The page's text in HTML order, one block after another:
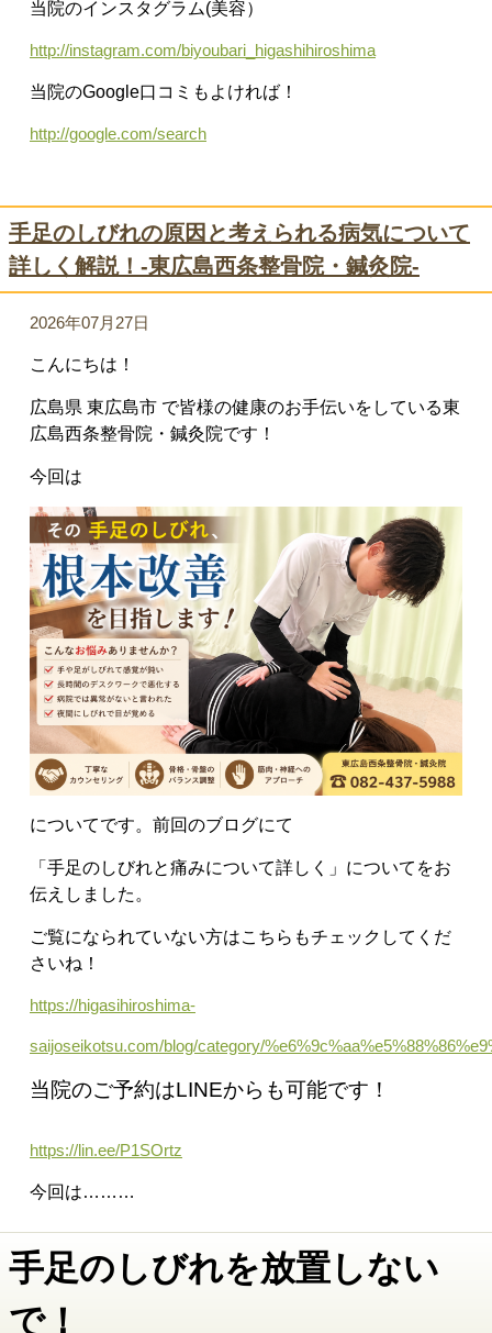
当院のインスタグラム(美容）
http://instagram.com/biyoubari_higashihiroshima
当院のGoogle口コミもよければ！
http://google.com/search
手足のしびれの原因と考えられる病気について
詳しく解説！-東広島西条整骨院・鍼灸院-
2026年07月27日
こんにちは！
広島県 東広島市 で皆様の健康のお手伝いをしている東
広島西条整骨院・鍼灸院です！
今回は
についてです。前回のブログにて
「手足のしびれと痛みについて詳しく
」についてをお
伝えしました。
ご覧になられていない方はこちらもチェックしてくだ
さいね！
https://higasihiroshima-
saijoseikotsu.com/blog/category/
当院のご予約はLINEからも可能です！
https://lin.ee/P1SOrtz
今回は………
手足のしびれを放置しない
で！